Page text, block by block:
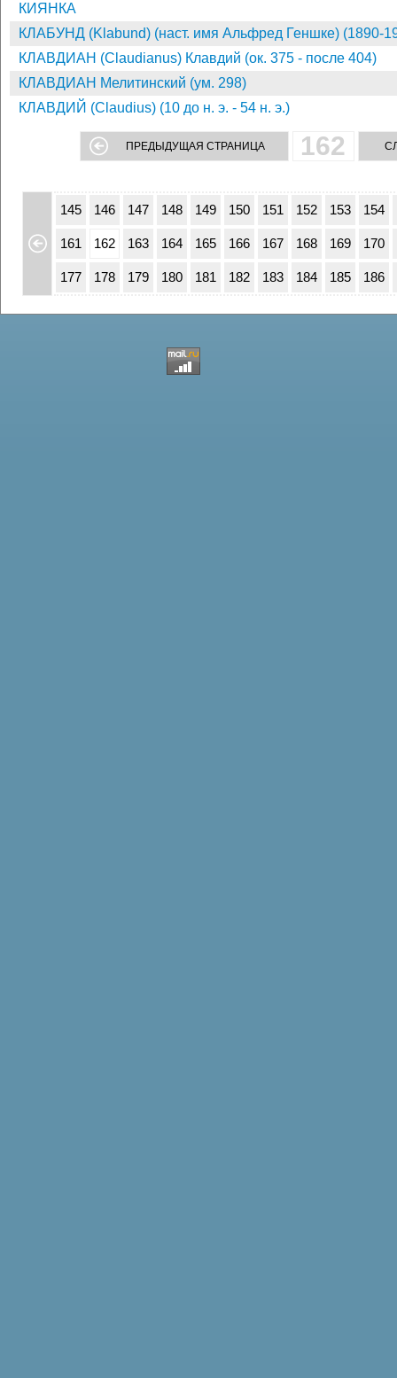
КИЯНКА
КЛАБУНД (Klabund) (наст. имя Альфред Геншке) (1890-
КЛАВДИАН (Claudianus) Клавдий (ок. 375 - после 404)
КЛАВДИАН Мелитинский (ум. 298)
КЛАВДИЙ (Claudius) (10 до н. э. - 54 н. э.)
ПРЕДЫДУЩАЯ СТРАНИЦА 162
128
145 146 147 148 149 150 151 152 153 154
161 162 163 164 165 166 167 168 169 170
177 178 179 180 181 182 183 184 185 186